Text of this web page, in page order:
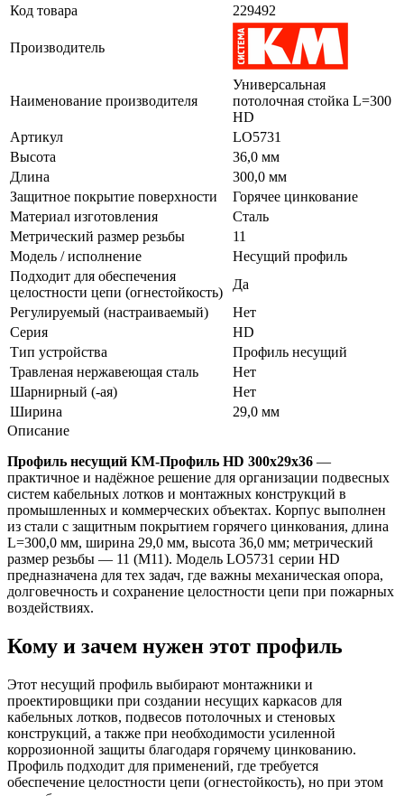
Код товара
229492
Производитель
Наименование производителя
Универсальная
потолочная стойка L=300
HD
Артикул
LO5731
Высота
36,0 мм
Длина
300,0 мм
Защитное покрытие поверхности
Горячее цинкование
Материал изготовления
Сталь
Метрический размер резьбы
11
Модель / исполнение
Несущий профиль
Подходит для обеспечения
целостности цепи (огнестойкость)
Да
Регулируемый (настраиваемый)
Нет
Серия
HD
Тип устройства
Профиль несущий
Травленая нержавеющая сталь
Нет
Шарнирный (-ая)
Нет
Ширина
29,0 мм
Описание
Профиль несущий КМ-Профиль HD 300х29х36 —
практичное и надёжное решение для организации подвесных
систем кабельных лотков и монтажных конструкций в
промышленных и коммерческих объектах. Корпус выполнен
из стали с защитным покрытием горячего цинкования, длина
L=300,0 мм, ширина 29,0 мм, высота 36,0 мм; метрический
размер резьбы — 11 (M11). Модель LO5731 серии HD
предназначена для тех задач, где важны механическая опора,
долговечность и сохранение целостности цепи при пожарных
воздействиях.
Кому и зачем нужен этот профиль
Этот несущий профиль выбирают монтажники и
проектировщики при создании несущих каркасов для
кабельных лотков, подвесов потолочных и стеновых
конструкций, а также при необходимости усиленной
коррозионной защиты благодаря горячему цинкованию.
Профиль подходит для применений, где требуется
обеспечение целостности цепи (огнестойкость), но при этом